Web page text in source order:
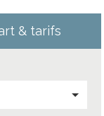
& tarifs